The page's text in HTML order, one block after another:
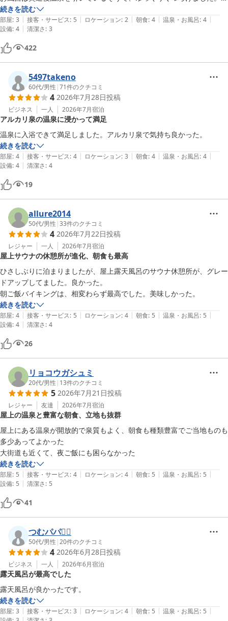
の、ちょっと焼鯖の切り身、
卵焼き、出来合いのような印象もありますが、まぁまぁ、美味しくいた
だきました。
お惣菜の品数は結構有りますよね。腹パンのままチェックアウト。お世
話になりました。
松山の街中では手軽に宿泊出来る貴重なホテルだと思います。
機会が有りましたら、また伺いたいと思います。有難うございました！
朝食もメニューが色々あり、少しですが郷土料理(じゃこ天とか)もあっ
たので嬉しかったですね。
何より、スタッフさん達が笑顔で対応してくださったのが、個人的に1
番良かったです！
続きを読む
部屋: 3 | 接客・サービス: 5 | ロケーション: 2 | 朝食: 4 | 温泉・お風呂: 4 |
設備: 4 | 清潔さ: 3
422
5497takeno
60代/男性 |71件のクチコミ
4 2026年7月28日投稿
ビジネス 一人 2026年7月宿泊
アルカリ泉の温泉に浸かって満足
温泉に入浴できて満足しました。アルカリ泉で気持ち良かった。
続きを読む
部屋: 4 | 接客・サービス: 4 | ロケーション: 3 | 朝食: 4 | 温泉・お風呂: 4 |
設備: 4 | 清潔さ: 4
19
allure2014
50代/男性 |33件のクチコミ
4 2026年7月22日投稿
レジャー 一人 2026年7月宿泊
屋上サウナの休憩所が進化、朝食も最高
ひさしぶりに泊まりましたが、屋上露天風呂のサウナ休憩所が、グレー
ドアップしてました。良かった。
朝ご飯バイキングは、相変わらず最高でした。美味しかった。
続きを読む
部屋: 4 | 接客・サービス: 5 | ロケーション: 4 | 朝食: 5 | 温泉・お風呂: 5 |
設備: 4 | 清潔さ: 4
26
リョコウガシュミ
20代/男性 | 13件のクチコミ
5 2026年7月21日投稿
レジャー 友達 2026年7月宿泊
屋上の温泉と豊富な朝食、立地も抜群
屋上にある温泉が開放的で泉質もよく、朝食も種類豊富でご当地ものも
多少あってよかった
大街道も近くて、夜ご飯にも困らなかった
続きを読む
部屋: 5 | 接客・サービス: 4 | ロケーション: 4 | 朝食: 5 | 温泉・お風呂: 5 |
設備: 5 | 清潔さ: 5
41
つむパパ🙆‍♀️
50代/男性 |20件のクチコミ
4 2026年6月28日投稿
ビジネス 一人 2026年6月宿泊
露天風呂が最高でした
露天風呂が良かったです。
続きを読む
部屋: 3 | 接客・サービス: 3 | ロケーション: 4 | 朝食: 5 | 温泉・お風呂: 5 |